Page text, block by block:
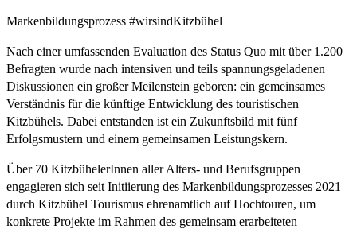
Markenbildungsprozess #wirsindKitzbühel
Nach einer umfassenden Evaluation des Status Quo mit über 1.200
Befragten wurde nach intensiven und teils spannungsgeladenen
Diskussionen ein großer Meilenstein geboren: ein gemeinsames
Verständnis für die künftige Entwicklung des touristischen
Kitzbühels. Dabei entstanden ist ein Zukunftsbild mit fünf
Erfolgsmustern und einem gemeinsamen Leistungskern.
Über 70 KitzbühelerInnen aller Alters- und Berufsgruppen
engagieren sich seit Initiierung des Markenbildungsprozesses 2021
durch Kitzbühel Tourismus ehrenamtlich auf Hochtouren, um
konkrete Projekte im Rahmen des gemeinsam erarbeiteten